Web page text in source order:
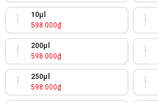
10μl
598.000₫
200μl
598.000₫
250μl
598.000₫